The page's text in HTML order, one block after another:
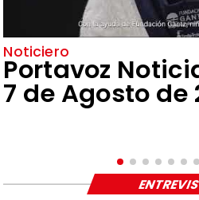
Noticiero
Portavoz
7 de Agosto de